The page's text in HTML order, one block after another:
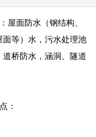
屋面防水（钢结构、
等）水，污水处理池
道桥防水，涵洞、隧道
：